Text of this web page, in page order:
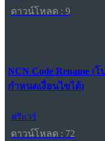
ดาวน์โหลด : 9
NCN Code Rename
กำหนดเงื่อนไขได้)
ฟรีแวร์
ดาวน์โหลด : 72